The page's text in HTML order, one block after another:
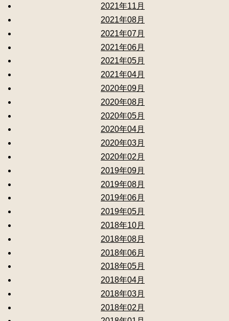
2021年11月
2021年08月
2021年07月
2021年06月
2021年05月
2021年04月
2020年09月
2020年08月
2020年05月
2020年04月
2020年03月
2020年02月
2019年09月
2019年08月
2019年06月
2019年05月
2018年10月
2018年08月
2018年06月
2018年05月
2018年04月
2018年03月
2018年02月